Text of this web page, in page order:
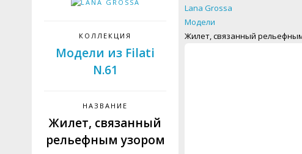
КОЛЛЕКЦИЯ
Модели из Filati
N.61
НАЗВАНИЕ
Жилет, связанный
рельефным узором
Lana Grossa
Модели
Жилет, связанный